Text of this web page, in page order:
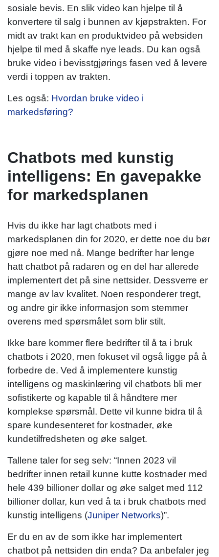
sosiale bevis. En slik video kan hjelpe til å
konvertere til salg i bunnen av kjøpstrakten. For
midt av trakt kan en produktvideo på websiden
hjelpe til med å skaffe nye leads. Du kan også
bruke video i bevisstgjørings fasen ved å levere
verdi i toppen av trakten.
Les også: Hvordan bruke video i
markedsføring?
Chatbots med kunstig
intelligens: En gavepakke
for markedsplanen
Hvis du ikke har lagt chatbots med i
markedsplanen din for 2020, er dette noe du bør
gjøre noe med nå. Mange bedrifter har lenge
hatt chatbot på radaren og en del har allerede
implementert det på sine nettsider. Dessverre er
mange av lav kvalitet. Noen responderer tregt,
og andre gir ikke informasjon som stemmer
overens med spørsmålet som blir stilt.
Ikke bare kommer flere bedrifter til å ta i bruk
chatbots i 2020, men fokuset vil også ligge på å
forbedre de. Ved å implementere kunstig
intelligens og maskinlæring vil chatbots bli mer
sofistikerte og kapable til å håndtere mer
komplekse spørsmål. Dette vil kunne bidra til å
spare kundesenteret for kostnader, øke
kundetilfredsheten og øke salget.
Tallene taler for seg selv: “Innen 2023 vil
bedrifter innen retail kunne kutte kostnader med
hele 439 billioner dollar og øke salget med 112
billioner dollar, kun ved å ta i bruk chatbots med
kunstig intelligens (Juniper Networks)”.
Er du en av de som ikke har implementert
chatbot på nettsiden din enda? Da anbefaler jeg